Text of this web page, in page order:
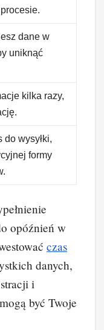
dane w
uniknąć
kilka razy,
do wysyłki,
formy
opóźnień w
czas
danych,
i
być Twoje